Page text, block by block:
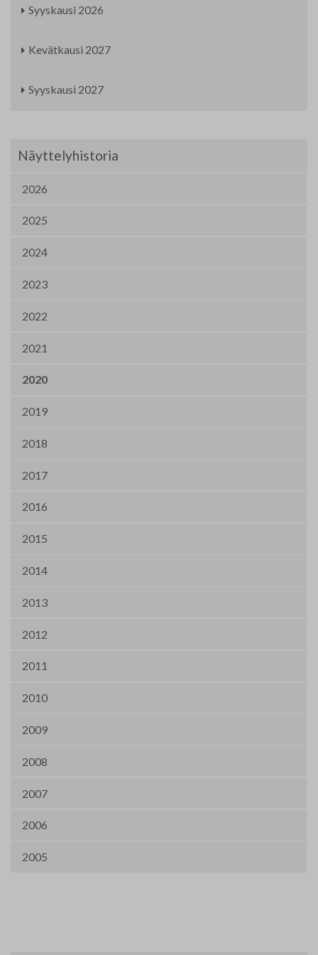
Syyskausi 2026
Kevätkausi 2027
Syyskausi 2027
Näyttelyhistoria
2026
2025
2024
2023
2022
2021
2020
2019
2018
2017
2016
2015
2014
2013
2012
2011
2010
2009
2008
2007
2006
2005